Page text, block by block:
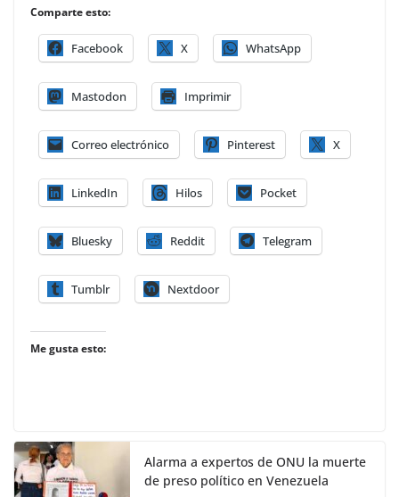
Comparte esto:
Facebook X WhatsApp
Mastodon Imprimir
Correo electrónico Pinterest X
LinkedIn Hilos Pocket
Bluesky Reddit Telegram
Tumblr Nextdoor
Me gusta esto:
Alarma a expertos de ONU la muerte
de preso político en Venezuela